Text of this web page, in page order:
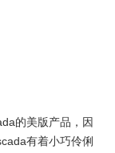
的美版产品，因
有着小巧伶俐